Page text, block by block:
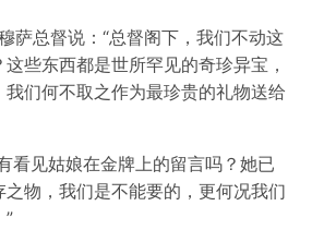
萨总督说：“总督阁下，我们不动这
些东西都是世所罕见的奇珍异宝，
我们何不取之作为最珍贵的礼物送给
看见姑娘在金牌上的留言吗？她已
物，我们是不能要的，更何况我们
”